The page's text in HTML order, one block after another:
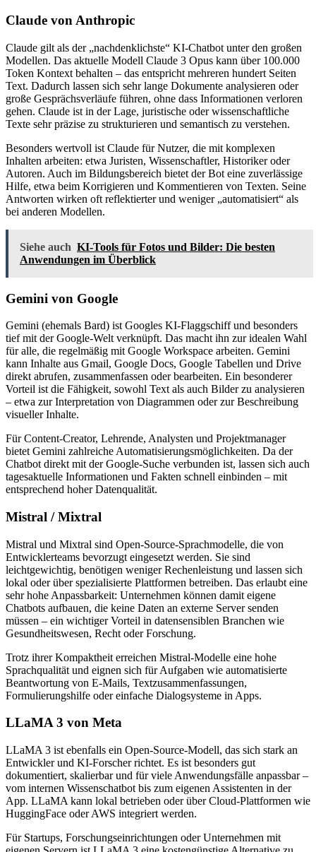
Claude von Anthropic
Claude gilt als der „nachdenklichste“ KI-Chatbot unter den großen
Modellen. Das aktuelle Modell Claude 3 Opus kann über 100.000
Token Kontext behalten – das entspricht mehreren hundert Seiten
Text. Dadurch lassen sich sehr lange Dokumente analysieren oder
große Gesprächsverläufe führen, ohne dass Informationen verloren
gehen. Claude ist in der Lage, juristische oder wissenschaftliche
Texte sehr präzise zu strukturieren und semantisch zu verstehen.
Besonders wertvoll ist Claude für Nutzer, die mit komplexen
Inhalten arbeiten: etwa Juristen, Wissenschaftler, Historiker oder
Autoren. Auch im Bildungsbereich bietet der Bot eine zuverlässige
Hilfe, etwa beim Korrigieren und Kommentieren von Texten. Seine
Antworten wirken oft reflektierter und weniger „automatisiert“ als
bei anderen Modellen.
Siehe auch KI-Tools für Fotos und Bilder: Die besten
Anwendungen im Überblick
Gemini von Google
Gemini (ehemals Bard) ist Googles KI-Flaggschiff und besonders
tief mit der Google-Welt verknüpft. Das macht ihn zur idealen Wahl
für alle, die regelmäßig mit Google Workspace arbeiten. Gemini
kann Inhalte aus Gmail, Google Docs, Google Tabellen und Drive
direkt abrufen, zusammenfassen oder bearbeiten. Ein besonderer
Vorteil ist die Fähigkeit, sowohl Text als auch Bilder zu analysieren
– etwa zur Interpretation von Diagrammen oder zur Beschreibung
visueller Inhalte.
Für Content-Creator, Lehrende, Analysten und Projektmanager
bietet Gemini zahlreiche Automatisierungsmöglichkeiten. Da der
Chatbot direkt mit der Google-Suche verbunden ist, lassen sich auch
tagesaktuelle Informationen und Fakten schnell einbinden – mit
entsprechend hoher Datenqualität.
Mistral / Mixtral
Mistral und Mixtral sind Open-Source-Sprachmodelle, die von
Entwicklerteams bevorzugt eingesetzt werden. Sie sind
leichtgewichtig, benötigen weniger Rechenleistung und lassen sich
lokal oder über spezialisierte Plattformen betreiben. Das erlaubt eine
sehr hohe Anpassbarkeit: Unternehmen können damit eigene
Chatbots aufbauen, die keine Daten an externe Server senden
müssen – ein wichtiger Vorteil in datensensiblen Branchen wie
Gesundheitswesen, Recht oder Forschung.
Trotz ihrer Kompaktheit erreichen Mistral-Modelle eine hohe
Sprachqualität und eignen sich für Aufgaben wie automatisierte
Beantwortung von E-Mails, Textzusammenfassungen,
Formulierungshilfe oder einfache Dialogsysteme in Apps.
LLaMA 3 von Meta
LLaMA 3 ist ebenfalls ein Open-Source-Modell, das sich stark an
Entwickler und KI-Forscher richtet. Es ist besonders gut
dokumentiert, skalierbar und für viele Anwendungsfälle anpassbar –
vom internen Wissenschatbot bis zum eigenen Assistenten in der
App. LLaMA kann lokal betrieben oder über Cloud-Plattformen wie
HuggingFace oder AWS integriert werden.
Für Startups, Forschungseinrichtungen oder Unternehmen mit